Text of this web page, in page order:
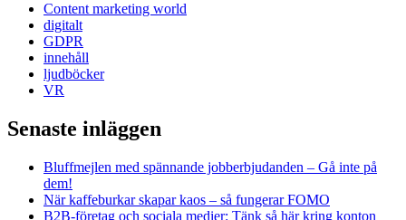
Content marketing world
digitalt
GDPR
innehåll
ljudböcker
VR
Senaste inläggen
Bluffmejlen med spännande jobberbjudanden – Gå inte på
dem!
När kaffeburkar skapar kaos – så fungerar FOMO
B2B-företag och sociala medier: Tänk så här kring konton